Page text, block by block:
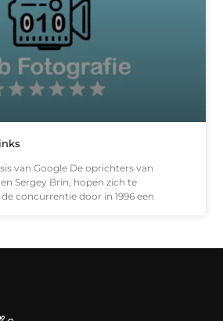
van Google De oprichters van
Sergey Brin, hopen zich te
concurrentie door in 1996 een